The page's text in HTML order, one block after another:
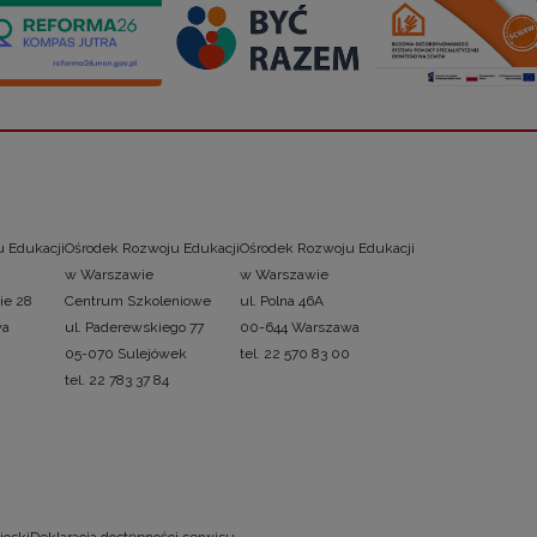
Edukacji
28
Ośrodek Rozwoju Edukacji
w Warszawie
Centrum Szkoleniowe
ul. Paderewskiego 77
05-070 Sulejówek
tel. 22 783 37 84
Ośrodek Rozwoju Edukacji
w Warszawie
ul. Polna 46A
00-644 Warszawa
tel. 22 570 83 00